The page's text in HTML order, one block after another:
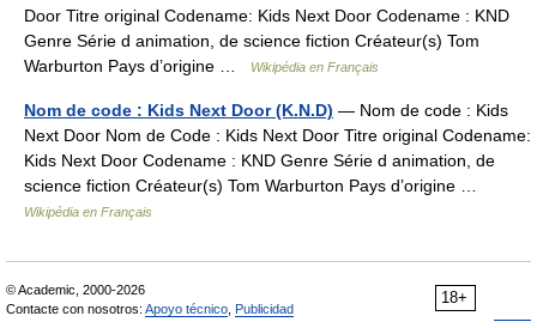
Door Titre original Codename: Kids Next Door Codename : KND
Genre Série d animation, de science fiction Créateur(s) Tom
Warburton Pays d’origine …
Wikipédia en Français
Nom de code : Kids Next Door (K.N.D) — Nom de code : Kids
Next Door Nom de Code : Kids Next Door Titre original Codename:
Kids Next Door Codename : KND Genre Série d animation, de
science fiction Créateur(s) Tom Warburton Pays d’origine …
Wikipédia en Français
18+
© Academic, 2000-2026
Contacte con nosotros: Apoyo técnico Publicidad